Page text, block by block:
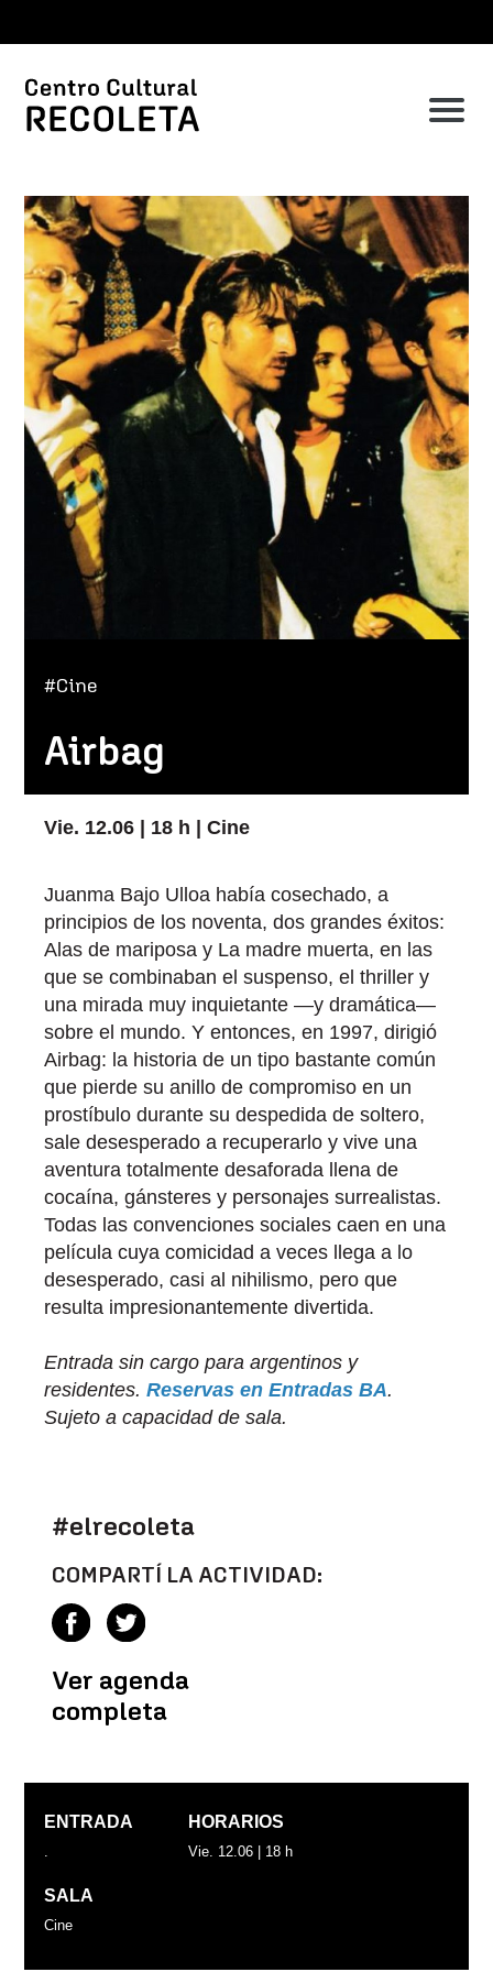
#Cine
Airbag
Vie. 12.06 | 18 h | Cine
Juanma Bajo Ulloa había cosechado, a
principios de los noventa, dos grandes éxitos:
Alas de mariposa y La madre muerta, en las
que se combinaban el suspenso, el thriller y
una mirada muy inquietante —y dramática—
sobre el mundo. Y entonces, en 1997, dirigió
Airbag: la historia de un tipo bastante común
que pierde su anillo de compromiso en un
prostíbulo durante su despedida de soltero,
sale desesperado a recuperarlo y vive una
aventura totalmente desaforada llena de
cocaína, gánsteres y personajes surrealistas.
Todas las convenciones sociales caen en una
película cuya comicidad a veces llega a lo
desesperado, casi al nihilismo, pero que
resulta impresionantemente divertida.
Entrada sin cargo para argentinos y
residentes.Reservas en Entradas BA.
Sujeto a capacidad de sala.
#elrecoleta
COMPARTÍ LA ACTIVIDAD:
Ver agenda
completa
ENTRADA
.
HORARIOS
Vie. 12.06 | 18 h
SALA
Cine